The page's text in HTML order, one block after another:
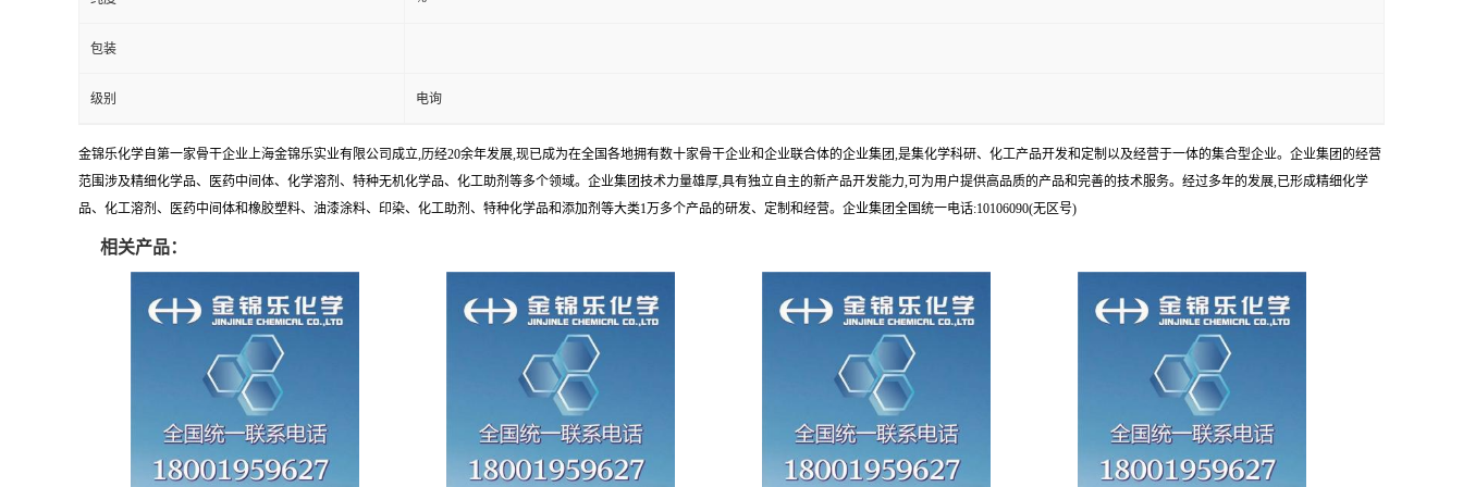
包装
级别 电询
金锦乐化学自第一家骨干企业上海金锦乐实业有限公司成立,历经20余年发展,现已成为在全国各地拥有数十家骨干企业和企业联合体的企业集团,是集化学科研、化工产品开发和定制以及经营于一体的集合型企业。企业集团的经营
范围涉及精细化学品、医药中间体、化学溶剂、特种无机化学品、化工助剂等多个领域。企业集团技术力量雄厚,具有独立自主的新产品开发能力,可为用户提供高品质的产品和完善的技术服务。经过多年的发展,已形成精细化学
品、化工溶剂、医药中间体和橡胶塑料、油漆涂料、印染、化工助剂、特种化学品和添加剂等大类1万多个产品的研发、定制和经营。企业集团全国统一电话:10106090(无区号)
相关产品：